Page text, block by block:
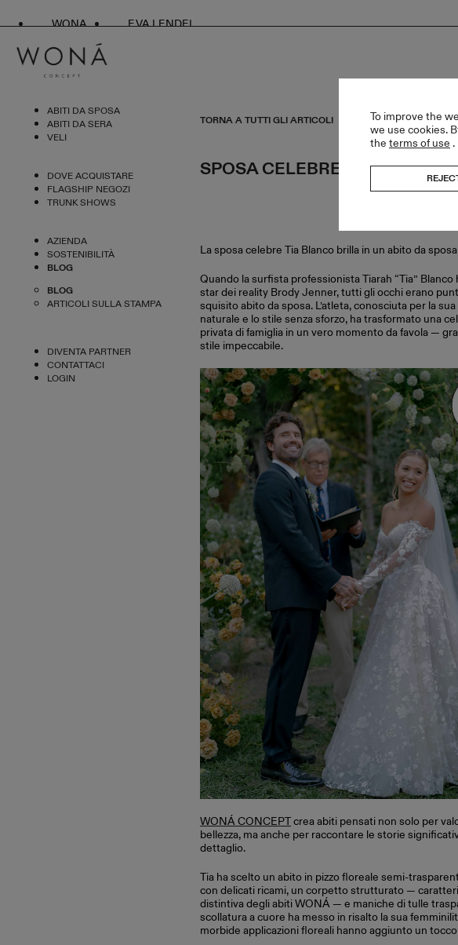
WONA EVA LENDEL
ABITI DA SPOSA
ABITI DA SERA
VELI
DOVE ACQUISTARE
FLAGSHIP NEGOZI
TRUNK SHOWS
AZIENDA
SOSTENIBILITÀ
BLOG
BLOG
ARTICOLI SULLA STAMPA
DIVENTA PARTNER
CONTATTACI
LOGIN
TORNA A TUTTI GLI ARTICOLI
SPOSA CELEBRE TIA
La sposa celebre Tia Blanco brilla in un abito da
Quando la surfista professionista Tiarah “Tia” Blanco
star dei reality Brody Jenner, tutti gli occhi erano
squisito abito da sposa. L’atleta, conosciuta per la sua
naturale e lo stile senza sforzo, ha trasformato una
privata di famiglia in un vero momento da favola —
stile impeccabile.
WONÁ CONCEPTcrea abiti pensati non solo per
bellezza, ma anche per raccontare le storie
dettaglio.
Tia ha scelto un abito in pizzo floreale semi-
con delicati ricami, un corpetto strutturato —
distintiva degli abiti WONÁ — e maniche di tulle
scollatura a cuore ha messo in risalto la sua
morbide applicazioni floreali hanno aggiunto un
To improve the
we use cookies.
the terms of use .